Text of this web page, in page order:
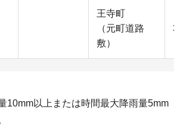
王寺町
（元町道路
敷）
10mm以上または時間最大降雨量5mm